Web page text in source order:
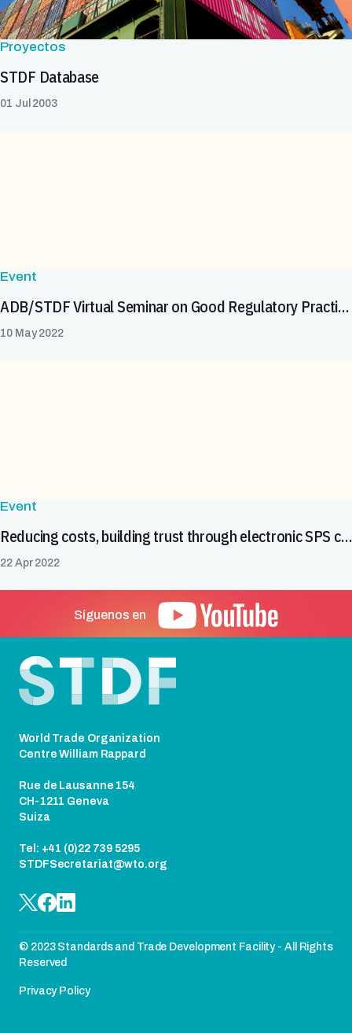
Proyectos
STDF Database
01 Jul 2003
Event
ADB/STDF Virtual Seminar on Good Regulatory Practices to Improve Sanitary and Phytosanitary Measures
10 May 2022
Event
Reducing costs, building trust through electronic SPS certification
22 Apr 2022
Síguenos en
World Trade Organization
Centre William Rappard
Rue de Lausanne 154
CH-1211 Geneva
Suiza
Tel: +41 (0)22 739 5295
STDFSecretariat@wto.org
© 2023 Standards and Trade Development Facility - All Rights
Reserved
Privacy Policy